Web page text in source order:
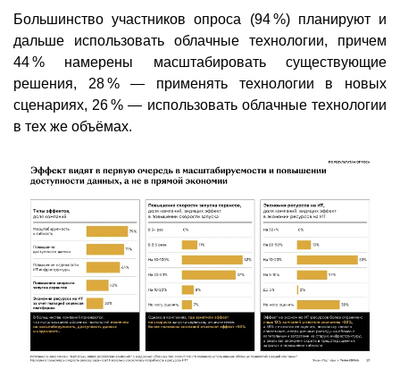
Большинство участников опроса (94 %) планируют и
дальше использовать облачные технологии, причем
44 % намерены масштабировать существующие
решения, 28 % — применять технологии в новых
сценариях, 26 % — использовать облачные технологии
в тех же объёмах.